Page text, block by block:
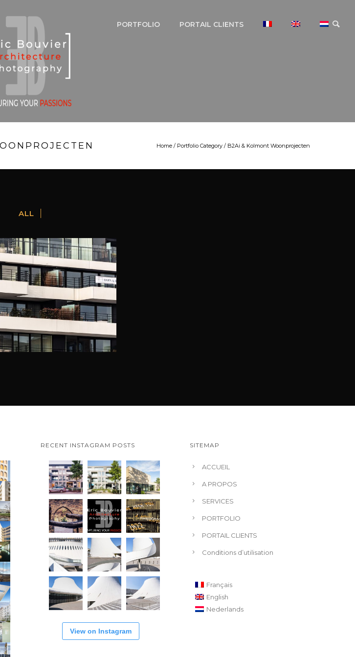
PORTFOLIO PORTAIL CLIENTS
Home / Portfolio Category / B2Ai & Kolmont Woonprojecten
ALL
RECENT INSTAGRAM POSTS
View on Instagram
SITEMAP
ACCUEIL
A PROPOS
SERVICES
PORTFOLIO
PORTAIL CLIENTS
Conditions d’utilisation
Français
English
Nederlands